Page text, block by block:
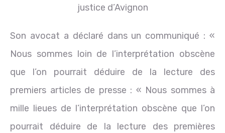
justice d’Avignon
Son avocat a déclaré dans un communiqué : «
Nous sommes loin de l’interprétation obscène
que l’on pourrait déduire de la lecture des
premiers articles de presse : « Nous sommes à
mille lieues de l’interprétation obscène que l’on
pourrait déduire de la lecture des premières